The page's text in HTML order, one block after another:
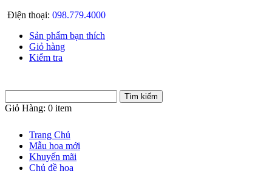
Điện thoại: 098.779.4000
Sản phẩm bạn thích
Giỏ hàng
Kiểm tra
Giỏ Hàng: 0 item
Trang Chủ
Mẫu hoa mới
Khuyến mãi
Chủ đề hoa